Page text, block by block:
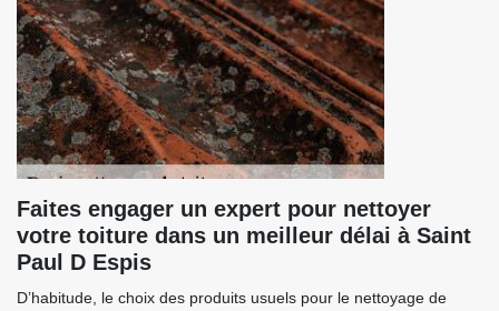
Faites engager un expert pour nettoyer
votre toiture dans un meilleur délai à Saint
Paul D Espis
D’habitude, le choix des produits usuels pour le nettoyage de